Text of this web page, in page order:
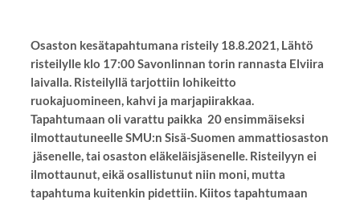
Osaston kesätapahtumana risteily 18.8.2021, Lähtö
risteilylle klo 17:00 Savonlinnan torin rannasta Elviira
laivalla. Risteilyllä tarjottiin lohikeitto
ruokajuomineen, kahvi ja marjapiirakkaa.
Tapahtumaan oli varattu paikka 20 ensimmäiseksi
ilmottautuneelle SMU:n Sisä-Suomen ammattiosaston
jäsenelle, tai osaston eläkeläisjäsenelle. Risteilyyn ei
ilmottaunut, eikä osallistunut niin moni, mutta
tapahtuma kuitenkin pidettiin. Kiitos tapahtumaan